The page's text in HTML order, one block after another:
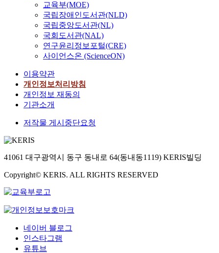
교육부(MOE)
국립장애인도서관(NLD)
국립중앙도서관(NL)
국회도서관(NAL)
연구윤리정보포털(CRE)
사이언스온 (ScienceON)
이용약관
개인정보처리방침
개인정보 재동의
기관소개
저작물 게시중단요청
41061 대구광역시 동구 동내로 64(동내동1119) KERIS빌딩
Copyright© KERIS. ALL RIGHTS RESERVED
네이버 블로그
인스타그램
유튜브